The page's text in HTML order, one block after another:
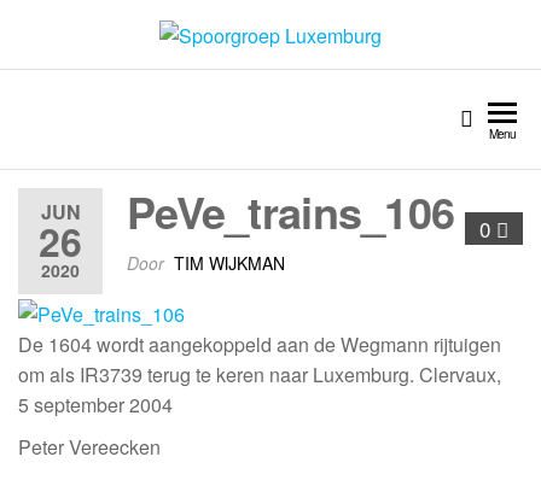
Spoorgroep Luxemburg
Menu
JUN
26
2020
0
PeVe_trains_106
Door TIM WIJKMAN
De 1604 wordt aangekoppeld aan de Wegmann rijtuigen
om als IR3739 terug te keren naar Luxemburg. Clervaux,
5 september 2004
Peter Vereecken